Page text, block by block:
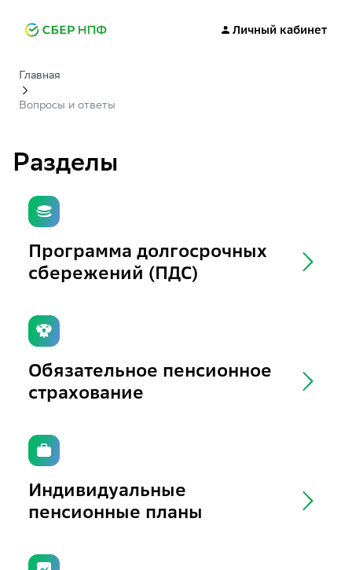
Личный кабинет
Главная
Вопросы и ответы
Разделы
Программа долгосрочных
сбережений (ПДС)
Обязательное пенсионное
страхование
Индивидуальные
пенсионные планы